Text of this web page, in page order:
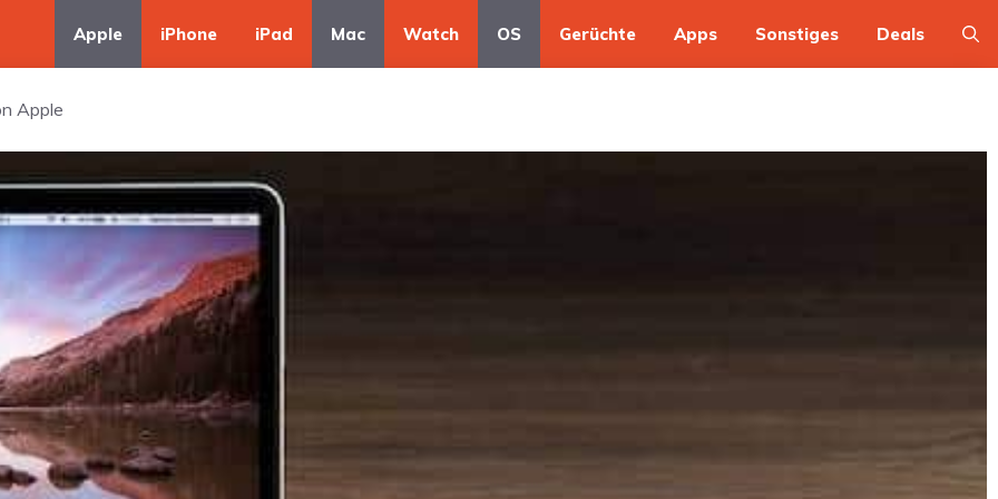
Apple iPhone iPad Mac Watch OS Gerüchte Apps Sonstiges Deals
Apple